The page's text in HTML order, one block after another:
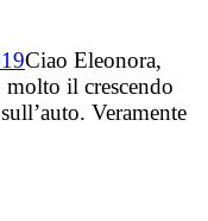
Ciao Eleonora,
il crescendo
Veramente